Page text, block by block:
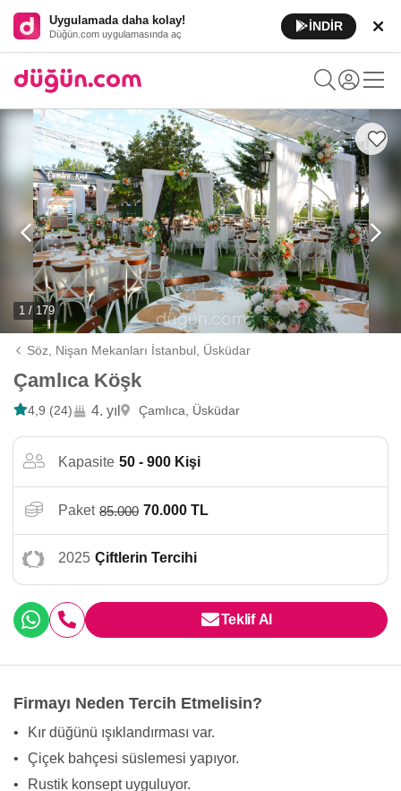
Uygulamada daha kolay!
Düğün.com uygulamasında aç
İNDİR
1 / 179
Söz, Nişan Mekanları İstanbul, Üsküdar
Çamlıca Köşk
4,9 (24) 4. yıl Çamlıca, Üsküdar
Kapasite 50 - 900 Kişi
Paket 85.000 70.000 TL
2025 Çiftlerin Tercihi
Teklif Al
Firmayı Neden Tercih Etmelisin?
•
Kır düğünü ışıklandırması var.
•
Çiçek bahçesi süslemesi yapıyor.
•
Rustik konsept uyguluyor.